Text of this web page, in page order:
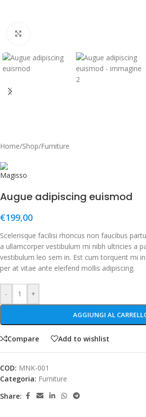
Home/Shop/Furniture
Augue adipiscing euismod
€199,00
Scelerisque facilisi rhoncus non faucibus
a ullamcorper vestibulum mi nibh ultricies a
vestibulum leo sem in. Est cum torquent mi
per at vitae ante eleifend mollis adipiscing.
- +
AGGIUNGI AL
Compare Add to wishlist
COD: MNK-001
Categoria: Furniture
Share: